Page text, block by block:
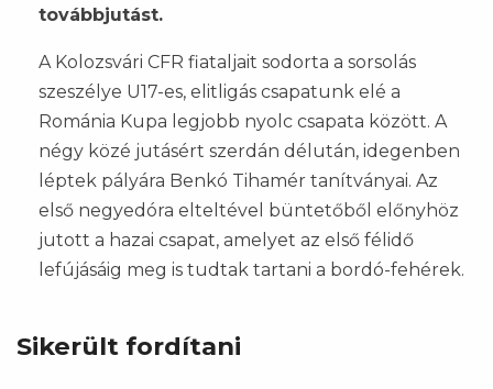
továbbjutást.
A Kolozsvári CFR fiataljait sodorta a sorsolás
szeszélye U17-es, elitligás csapatunk elé a
Románia Kupa legjobb nyolc csapata között. A
négy közé jutásért szerdán délután, idegenben
léptek pályára Benkó Tihamér tanítványai. Az
első negyedóra elteltével büntetőből előnyhöz
jutott a hazai csapat, amelyet az első félidő
lefújásáig meg is tudtak tartani a bordó-fehérek.
Sikerült fordítani